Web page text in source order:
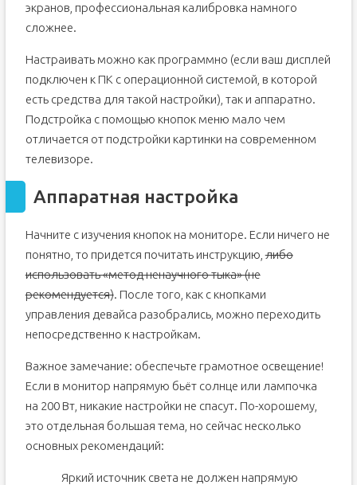
экранов, профессиональная калибровка намного
сложнее.
Настраивать можно как программно (если ваш дисплей
подключен к ПК с операционной системой, в которой
есть средства для такой настройки), так и аппаратно.
Подстройка с помощью кнопок меню мало чем
отличается от подстройки картинки на современном
телевизоре.
Аппаратная настройка
Начните с изучения кнопок на мониторе. Если ничего не
понятно, то придется почитать инструкцию,либо
использовать «метод ненаучного тыка» (не
рекомендуется). После того, как с кнопками
управления девайса разобрались, можно переходить
непосредственно к настройкам.
Важное замечание: обеспечьте грамотное освещение!
Если в монитор напрямую бьёт солнце или лампочка
на 200 Вт, никакие настройки не спасут. По-хорошему,
это отдельная большая тема, но сейчас несколько
основных рекомендаций:
Яркий источник света не должен напрямую